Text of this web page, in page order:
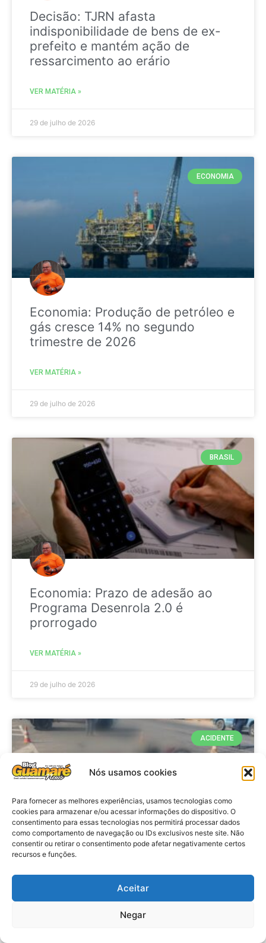
Nós usamos cookies
Para fornecer as melhores experiências, usamos tecnologias como
cookies para armazenar e/ou acessar informações do dispositivo. O
consentimento para essas tecnologias nos permitirá processar dados
como comportamento de navegação ou IDs exclusivos neste site. Não
consentir ou retirar o consentimento pode afetar negativamente certos
recursos e funções.
Aceitar
Negar
Decisão: TJRN afasta
indisponibilidade de bens de ex-
prefeito e mantém ação de
ressarcimento ao erário
VER MATÉRIA »
29 de julho de 2026
ECONOMIA
Economia: Produção de petróleo e
gás cresce 14% no segundo
trimestre de 2026
VER MATÉRIA »
29 de julho de 2026
BRASIL
Economia: Prazo de adesão ao
Programa Desenrola 2.0 é
prorrogado
VER MATÉRIA »
29 de julho de 2026
ACIDENTE
Acidente: A caminho do trabalho
professora se envolve em
acidente e vai a obito na RN 118
no Alto do Rodrigues, RN